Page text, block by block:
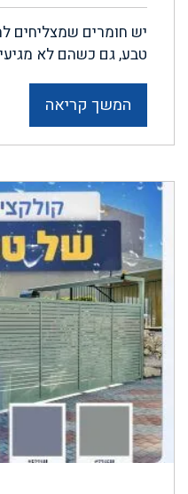
יש חומרים שמצליחים
טבע, גם כשהם לא
המשך קריאה